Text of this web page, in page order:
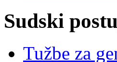
Sudski
Tužbe za